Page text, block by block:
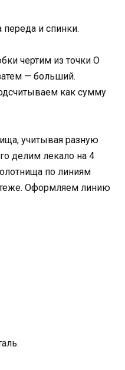
и спинки.
чертим из точки О
— больший.
как сумму
учитывая разную
делим лекало на 4
по линиям
Оформляем линию